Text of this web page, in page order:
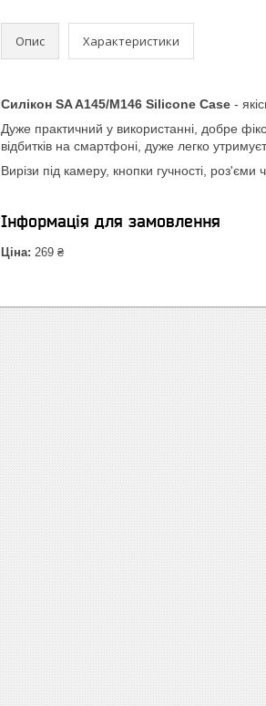
Опис Характеристики
Силікон SA A145/M146 Silicone Case -
Дуже практичний у використанні, добре
відбитків на смартфоні, дуже легко
Вирізи під камеру, кнопки гучності,
Інформація для замовлення
Ціна: 269 ₴